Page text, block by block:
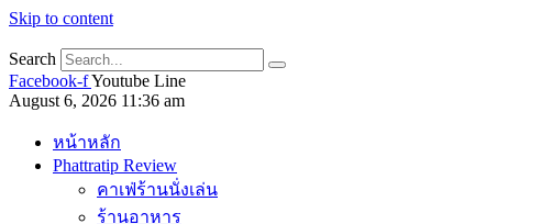
Skip to content
Search
Facebook-fYoutube Line
August 6, 2026 11:36 am
หน้าหลัก
Phattratip Review
คาเฟ่ร้านนั่งเล่น
ร้านอาหาร